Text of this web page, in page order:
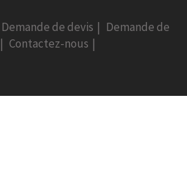
Demande de devis | Demande de
| Contactez-nous |